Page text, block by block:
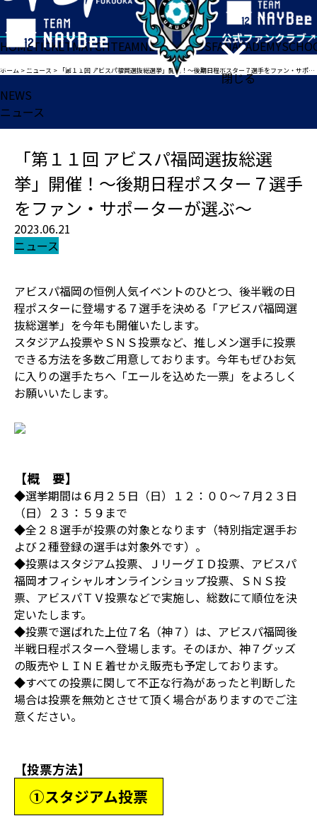
閉じる
HOMETICKETMATCHTEAMNEWSGOODSFANACADEMY
ホーム >ニュース > 「第１１回 アビスパ福岡選抜総選挙」開催！～後期日程ポスター７選手をファン・サポーターが選ぶ～
NEWS
ニュース
「第１１回 アビスパ福岡選抜総選
挙」開催！～後期日程ポスター７選手
をファン・サポーターが選ぶ～
2023.06.21
ニュース
アビスパ福岡の恒例人気イベントのひとつ、後半戦の日
程ポスターに登場する７選手を決める「アビスパ福岡選
抜総選挙」を今年も開催いたします。
スタジアム投票やＳＮＳ投票など、推しメン選手に投票
できる方法を多数ご用意しております。今年もぜひお気
に入りの選手たちへ「エールを込めた一票」をよろしく
お願いいたします。
【概 要】
◆選挙期間は６月２５日（日）１２：００～７月２３日
（日）２３：５９まで
◆全２８選手が投票の対象となります（特別指定選手お
よび２種登録の選手は対象外です）。
◆投票はスタジアム投票、ＪリーグＩＤ投票、アビスパ
福岡オフィシャルオンラインショップ投票、ＳＮＳ投
票、アビスパＴＶ投票などで実施し、総数にて順位を決
定いたします。
◆投票で選ばれた上位７名（神７）は、アビスパ福岡後
半戦日程ポスターへ登場します。そのほか、神７グッズ
の販売やＬＩＮＥ着せかえ販売も予定しております。
◆すべての投票に関して不正な行為があったと判断した
場合は投票を無効とさせて頂く場合がありますのでご注
意ください。
【投票方法】
①スタジアム投票